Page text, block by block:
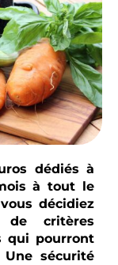
dédiés à
à tout le
décidiez
de critères
qui pourront
sécurité